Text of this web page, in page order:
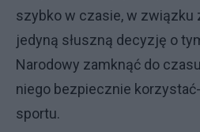
szybko w czasie, w związku
jedyną słuszną decyzję o
Narodowy zamknąć do
niego bezpiecznie
sportu.